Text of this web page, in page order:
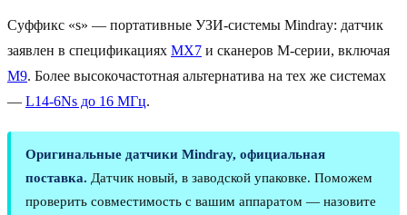
Суффикс «s» — портативные УЗИ-системы Mindray: датчик
заявлен в спецификациях MX7 и сканеров M-серии, включая
M9. Более высокочастотная альтернатива на тех же системах
— L14-6Ns до 16 МГц.
Оригинальные датчики Mindray, официальная
поставка. Датчик новый, в заводской упаковке. Поможем
проверить совместимость с вашим аппаратом — назовите